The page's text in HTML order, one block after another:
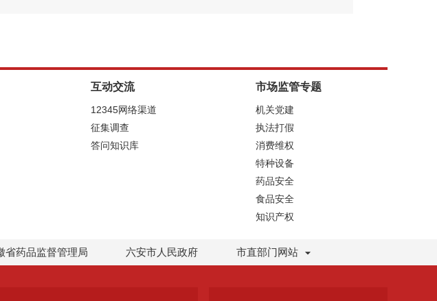
互动交流
12345网络渠道
征集调查
答问知识库
市场监管专题
机关党建
执法打假
消费维权
特种设备
药品安全
食品安全
知识产权
省药品监督管理局 六安市人民政府 市直部门网站